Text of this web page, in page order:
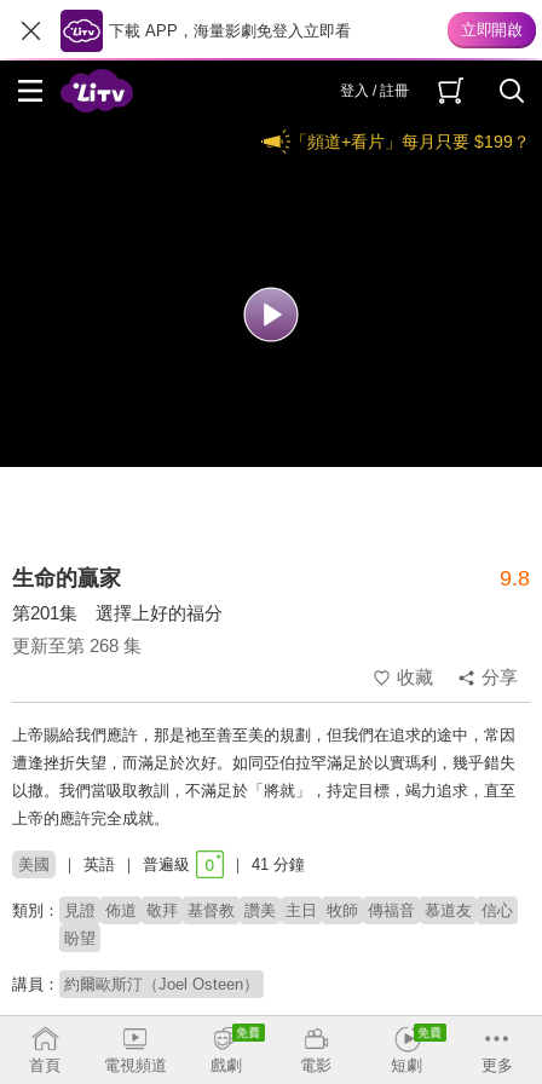
下載 APP，海量影劇免登入立即看
登入 / 註冊
「頻道+看片」每月只要 $199？
生命的贏家 9.8
第201集 選擇上好的福分
更新至第 268 集
收藏
分享
上帝賜給我們應許，那是祂至善至美的規劃，但我們在追求的途中，常因
遭逢挫折失望，而滿足於次好。如同亞伯拉罕滿足於以實瑪利，幾乎錯失
以撒。我們當吸取教訓，不滿足於「將就」，持定目標，竭力追求，直至
上帝的應許完全成就。
美國 英語 普遍級 41 分鐘
類別： 見證 佈道 敬拜 基督教 讚美 主日 牧師 傳福音 慕道友 信心
盼望
講員： 約爾歐斯汀（Joel Osteen）
# 鼓舞人心 # 核心信仰
首頁 電視頻道 戲劇 電影 短劇 更多